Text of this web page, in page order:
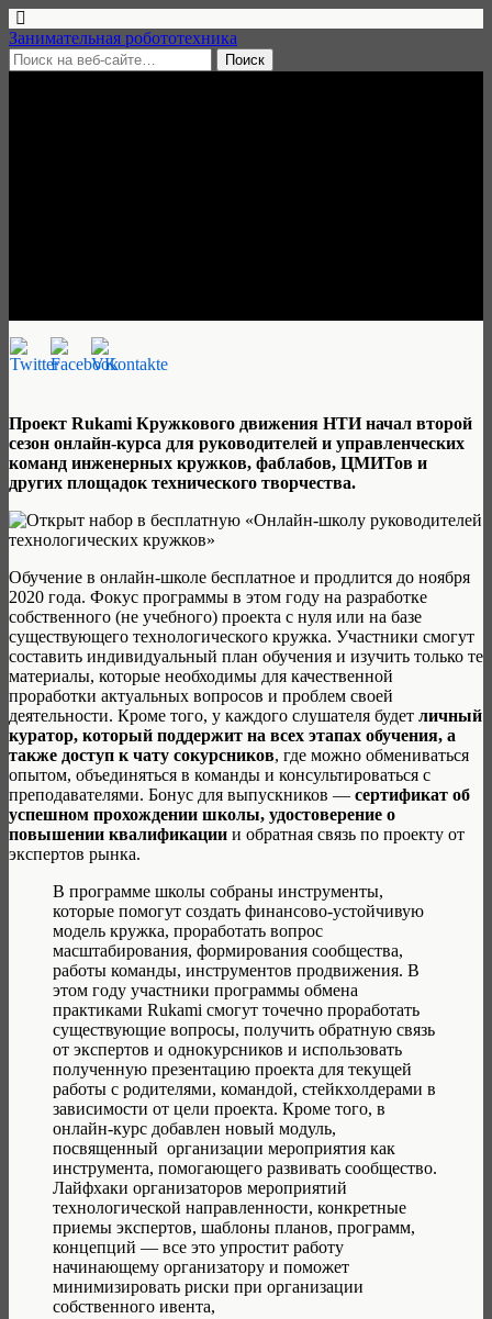
Занимательная робототехника
Проект Rukami Кружкового движения НТИ начал второй
сезон онлайн-курса для руководителей и управленческих
команд инженерных кружков, фаблабов, ЦМИТов и
других площадок технического творчества.
Обучение в онлайн-школе бесплатное и продлится до ноября
2020 года. Фокус программы в этом году на разработке
собственного (не учебного) проекта с нуля или на базе
существующего технологического кружка. Участники смогут
составить индивидуальный план обучения и изучить только те
материалы, которые необходимы для качественной
проработки актуальных вопросов и проблем своей
деятельности. Кроме того, у каждого слушателя будет личный
куратор, который поддержит на всех этапах обучения, а
также доступ к чату сокурсников, где можно обмениваться
опытом, объединяться в команды и консультироваться с
преподавателями. Бонус для выпускников — сертификат об
успешном прохождении школы, удостоверение о
повышении квалификации и обратная связь по проекту от
экспертов рынка.
В программе школы собраны инструменты,
которые помогут создать финансово-устойчивую
модель кружка, проработать вопрос
масштабирования, формирования сообщества,
работы команды, инструментов продвижения. В
этом году участники программы обмена
практиками Rukami смогут точечно проработать
существующие вопросы, получить обратную связь
от экспертов и однокурсников и использовать
полученную презентацию проекта для текущей
работы с родителями, командой, стейкхолдерами в
зависимости от цели проекта. Кроме того, в
онлайн-курс добавлен новый модуль,
посвященный организации мероприятия как
инструмента, помогающего развивать сообщество.
Лайфхаки организаторов мероприятий
технологической направленности, конкретные
приемы экспертов, шаблоны планов, программ,
концепций — все это упростит работу
начинающему организатору и поможет
минимизировать риски при организации
собственного ивента,